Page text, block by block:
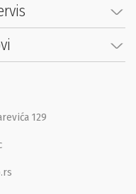
129